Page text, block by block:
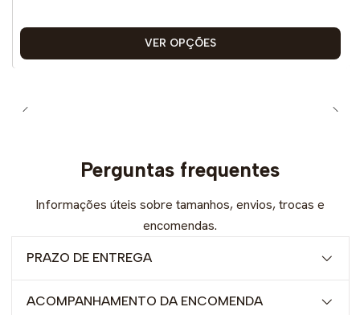
VER OPÇÕES
Perguntas frequentes
Informações úteis sobre tamanhos, envios, trocas e
encomendas.
PRAZO DE ENTREGA
ACOMPANHAMENTO DA ENCOMENDA